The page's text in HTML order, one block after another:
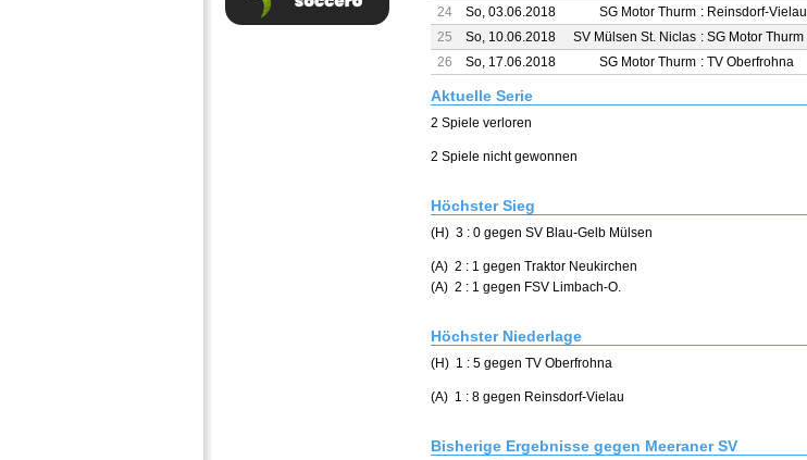
24
So, 03.06.2018 SG Motor Thurm : Reinsdorf-Vielau
25
So, 10.06.2018 SV Mülsen St. Niclas : SG Motor Thurm
26
So, 17.06.2018 SG Motor Thurm : TV Oberfrohna
Aktuelle Serie
2 Spiele verloren
2 Spiele nicht gewonnen
Höchster Sieg
(H) 3 : 0 gegen SV Blau-Gelb Mülsen
(A) 2 : 1 gegen Traktor Neukirchen
(A) 2 : 1 gegen FSV Limbach-O.
Höchster Niederlage
(H) 1 : 5 gegen TV Oberfrohna
(A) 1 : 8 gegen Reinsdorf-Vielau
Bisherige Ergebnisse gegen Meeraner SV